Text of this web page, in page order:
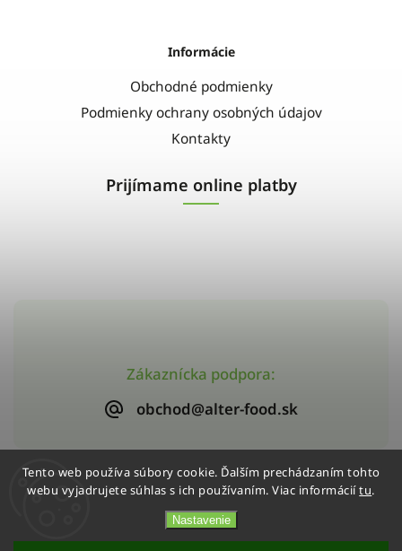
Tento web používa súbory cookie. Ďalším prechádzaním tohto
webu vyjadrujete súhlas s ich používaním. Viac informáciítu.
Nastavenie
Zákaznícka podpora:
obchod@alter-food.sk
Informácie
Obchodné podmienky
Podmienky ochrany osobných údajov
Kontakty
Prijímame online platby
Copyright 2026Alter-Food. Všetky práva vyhradené.
VytvořilShoptet| Design